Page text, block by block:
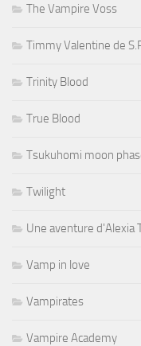
The Vampire Voss
Timmy Valentine de
Trinity Blood
True Blood
Tsukuhomi moon
Twilight
Une aventure d'Alexia
Vamp in love
Vampirates
Vampire Academy